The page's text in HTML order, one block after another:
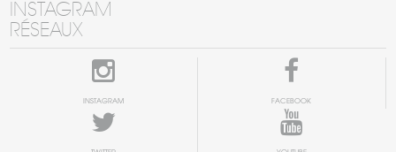
INSTAGRAM
RÉSEAUX
INSTAGRAM FACEBOOK